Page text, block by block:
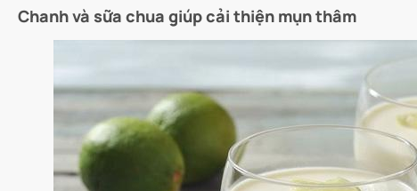
Chanh và sữa chua giúp cải thiện mụn thâm